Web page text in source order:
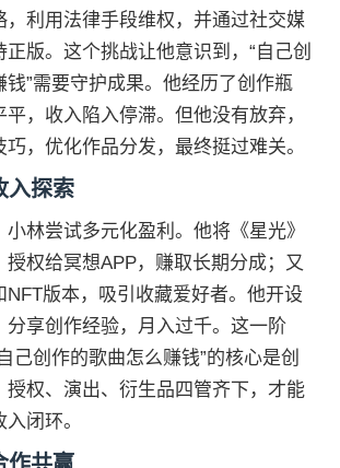
，利用法律手段维权，并通过社交媒
版。这个挑战让他意识到，“自己创
钱”需要守护成果。他经历了创作瓶
，收入陷入停滞。但他没有放弃，
，优化作品分发，最终挺过难关。
入探索
林尝试多元化盈利。他将《星光》
授权给冥想APP，赚取长期分成；又
NFT版本，吸引收藏爱好者。他开设
分享创作经验，月入过千。这一阶
己创作的歌曲怎么赚钱”的核心是创
权、演出、衍生品四管齐下，才能
闭环。
作共赢